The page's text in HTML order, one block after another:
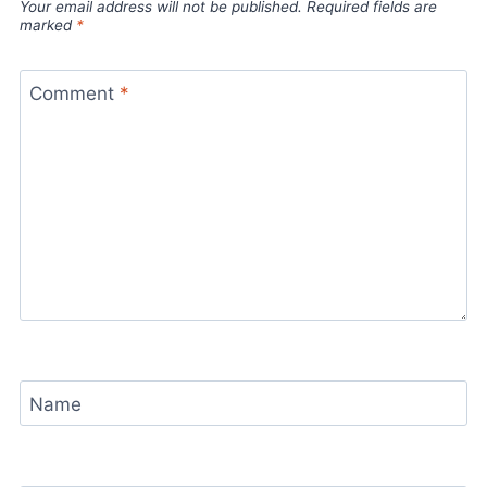
Your email address will not be published. Required fields are
marked *
Comment *
Name